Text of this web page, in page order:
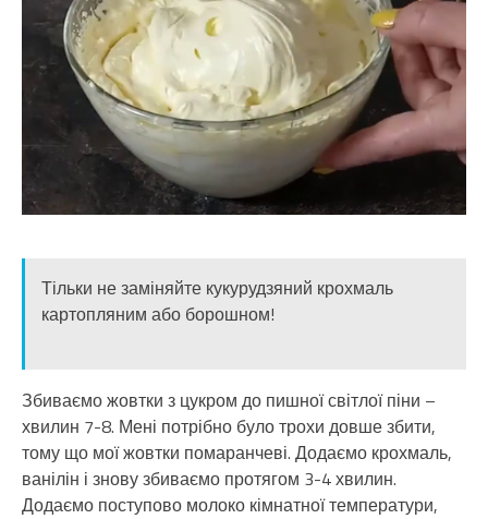
Тільки не заміняйте кукурудзяний крохмаль
картопляним або борошном!
Збиваємо жовтки з цукром до пишної світлої піни –
хвилин 7-8. Мені потрібно було трохи довше збити,
тому що мої жовтки помаранчеві. Додаємо крохмаль,
ванілін і знову збиваємо протягом 3-4 хвилин.
Додаємо поступово молоко кімнатної температури,